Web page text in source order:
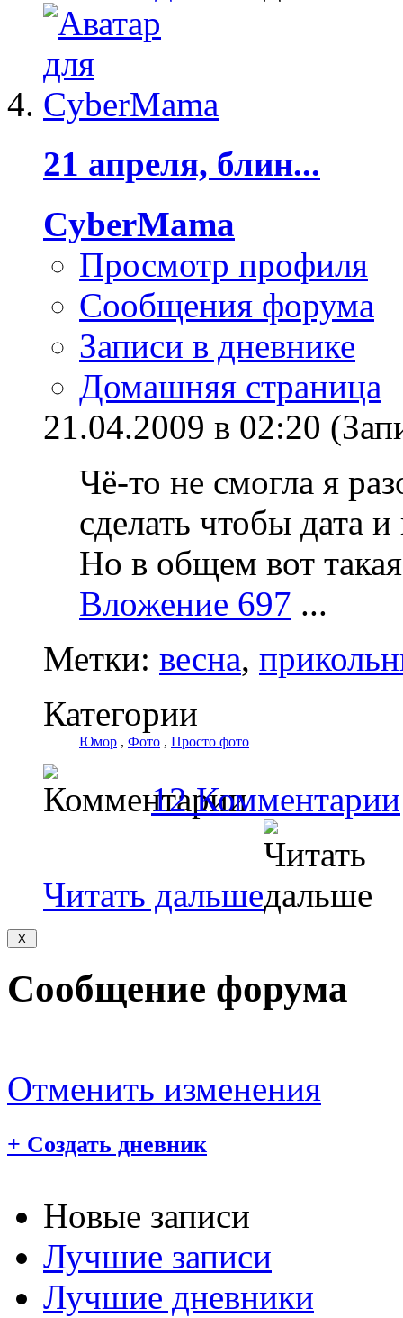
21 апреля, блин...
CyberMama
Просмотр профиля
Сообщения форума
Записи в дневнике
Домашняя страница
21.04.2009 в 02:20
Чё-то не смогла я
сделать чтобы дата
Но в общем вот
Вложение 697 ...
Метки: весна,
Категории
Юмор , Фото , Просто фото
12 Комментарии
Читать дальше
Сообщение форума
Отменить изменения
+ Создать дневник
Новые записи
Лучшие записи
Лучшие дневники